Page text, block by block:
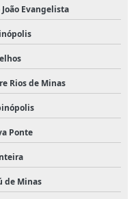
João Evangelista
Rios de Minas
Ponte
de Minas